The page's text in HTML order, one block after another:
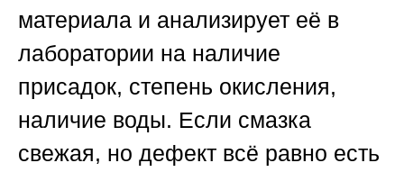
материала и анализирует её в
лаборатории на наличие
присадок, степень окисления,
наличие воды. Если смазка
свежая, но дефект всё равно есть